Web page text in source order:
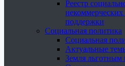
Реестр
некоммерческих
поддержки
Социальная политика
Социальная
Актуальные
Земля льготным